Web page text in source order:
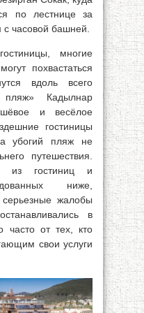
по лестнице за
часовой башней.
многие
похвастаться
вдоль всего
пляж» Кадылнар
и весёлое
гостиницы
убогий пляж не
путешествия.
из гостиниц и
ниже,
жалобы
в
часто от тех, кто
свои услуги